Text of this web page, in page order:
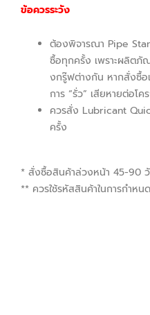
ข้อควรระวัง
ต้องพิจารณา Pipe
ซื้อทุกครั้ง เพราะผลิตภั
งกรู๊ฟต่างกัน หากสั่งซื้อ
การ “รั่ว” เสียหายต่อโค
ควรสั่ง Lubricant
ครั้ง
* สั่งซื้อสินค้าล่วงหน้า 45-90
** ควรใช้รหัสสินค้าในการกำหน